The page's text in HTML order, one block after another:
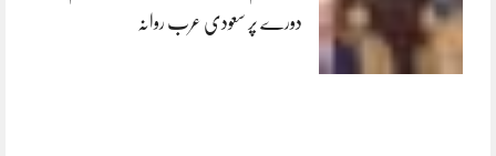
دورے پر سعودی عرب روانہ